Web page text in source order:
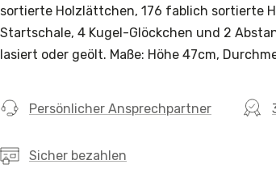
sortierte Holzlättchen, 176 fablich sortierte
Startschale, 4 Kugel-Glöckchen und 2
lasiert oder geölt. Maße: Höhe 47cm,
Persönlicher Ansprechpartner
Sicher bezahlen